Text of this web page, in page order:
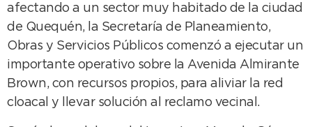
afectando a un sector muy habitado de la ciudad
de Quequén, la Secretaría de Planeamiento,
Obras y Servicios Públicos comenzó a ejecutar un
importante operativo sobre la Avenida Almirante
Brown, con recursos propios, para aliviar la red
cloacal y llevar solución al reclamo vecinal.